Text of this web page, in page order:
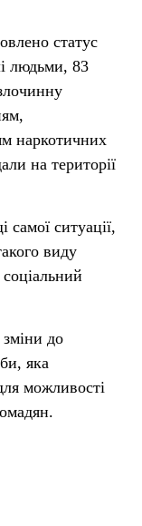
статус
людьми, 83
наркотичних
на території
ситуації,
виду
до
яка
можливості